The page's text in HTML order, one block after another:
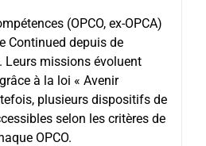
(OPCO, ex-OPCA)
Continued depuis de
Leurs missions évoluent
à la loi « Avenir
plusieurs dispositifs de
selon les critères de
OPCO.